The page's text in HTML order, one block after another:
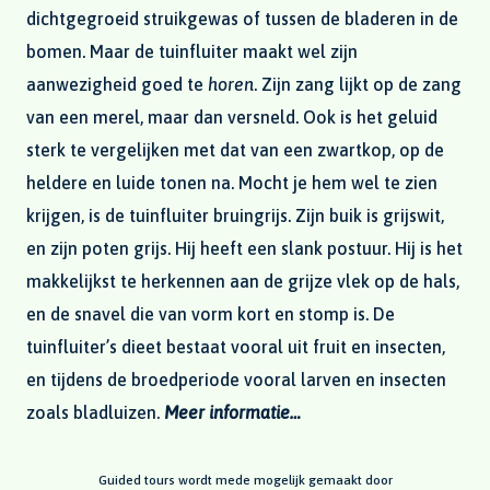
dichtgegroeid struikgewas of tussen de bladeren in de
bomen. Maar de tuinfluiter maakt wel zijn
aanwezigheid goed te horen. Zijn zang lijkt op de zang
van een merel, maar dan versneld. Ook is het geluid
sterk te vergelijken met dat van een zwartkop, op de
heldere en luide tonen na. Mocht je hem wel te zien
krijgen, is de tuinfluiter bruingrijs. Zijn buik is grijswit,
en zijn poten grijs. Hij heeft een slank postuur. Hij is het
makkelijkst te herkennen aan de grijze vlek op de hals,
en de snavel die van vorm kort en stomp is. De
tuinfluiter’s dieet bestaat vooral uit fruit en insecten,
en tijdens de broedperiode vooral larven en insecten
zoals bladluizen. Meer informatie…
Guided tours wordt mede mogelijk gemaakt door